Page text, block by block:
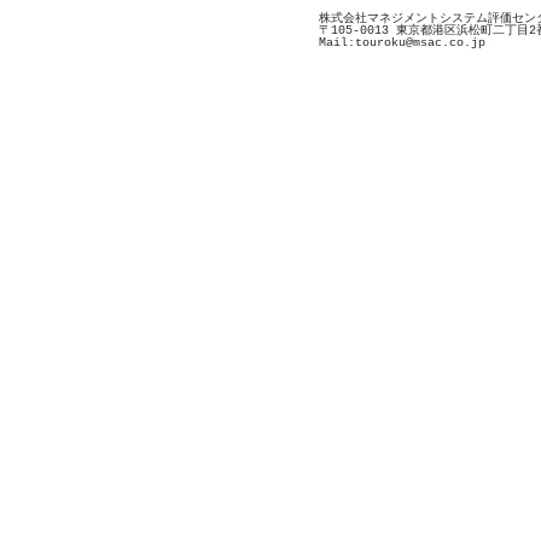
株式会社マネジメントシステム評価セン
〒105-0013 東京都港区浜松町二丁目2
Mail:touroku@msac.co.jp